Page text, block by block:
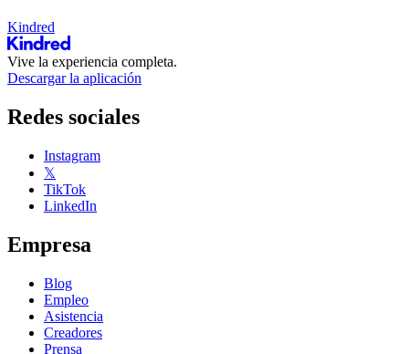
Kindred
Vive la experiencia completa.
Descargar la aplicación
Redes sociales
Instagram
𝕏
TikTok
LinkedIn
Empresa
Blog
Empleo
Asistencia
Creadores
Prensa